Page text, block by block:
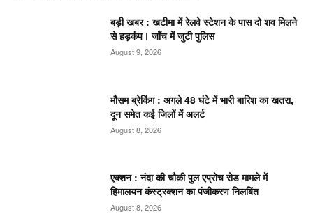
बड़ी खबर : खटीमा में रेलवे स्टेशन के पास दो शव मिलने
से हड़कंप। जाँच में जुटी पुलिस
August 9, 2026
मौसम ब्रेकिंग : अगले 48 घंटे में भारी बारिश का खतरा,
दून समेत कई जिलों में अलर्ट
August 8, 2026
एक्शन : नंदा की चौकी पुल एप्रोच रोड मामले में
हिमालयन कंस्ट्रक्शन का पंजीकरण निलबिंत
August 8, 2026